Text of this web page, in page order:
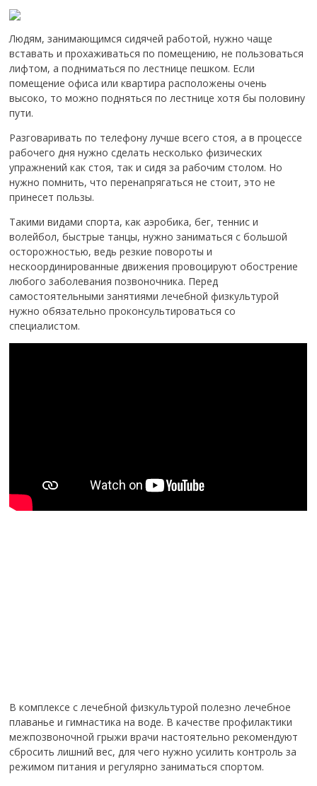
Людям, занимающимся сидячей работой, нужно чаще
вставать и прохаживаться по помещению, не пользоваться
лифтом, а подниматься по лестнице пешком. Если
помещение офиса или квартира расположены очень
высоко, то можно подняться по лестнице хотя бы половину
пути.
Разговаривать по телефону лучше всего стоя, а в процессе
рабочего дня нужно сделать несколько физических
упражнений как стоя, так и сидя за рабочим столом. Но
нужно помнить, что перенапрягаться не стоит, это не
принесет пользы.
Такими видами спорта, как аэробика, бег, теннис и
волейбол, быстрые танцы, нужно заниматься с большой
осторожностью, ведь резкие повороты и
нескоординированные движения провоцируют обострение
любого заболевания позвоночника. Перед
самостоятельными занятиями лечебной физкультурой
нужно обязательно проконсультироваться со
специалистом.
В комплексе с лечебной физкультурой полезно лечебное
плаванье и гимнастика на воде. В качестве профилактики
межпозвоночной грыжи врачи настоятельно рекомендуют
сбросить лишний вес, для чего нужно усилить контроль за
режимом питания и регулярно заниматься спортом.